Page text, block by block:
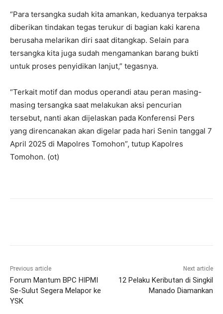
“Para tersangka sudah kita amankan, keduanya terpaksa
diberikan tindakan tegas terukur di bagian kaki karena
berusaha melarikan diri saat ditangkap. Selain para
tersangka kita juga sudah mengamankan barang bukti
untuk proses penyidikan lanjut,” tegasnya.
“Terkait motif dan modus operandi atau peran masing-
masing tersangka saat melakukan aksi pencurian
tersebut, nanti akan dijelaskan pada Konferensi Pers
yang direncanakan akan digelar pada hari Senin tanggal 7
April 2025 di Mapolres Tomohon”, tutup Kapolres
Tomohon. (ot)
Previous article
Forum Mantum BPC HIPMI
Se-Sulut Segera Melapor ke
YSK
Next article
12 Pelaku Keributan di Singkil
Manado Diamankan